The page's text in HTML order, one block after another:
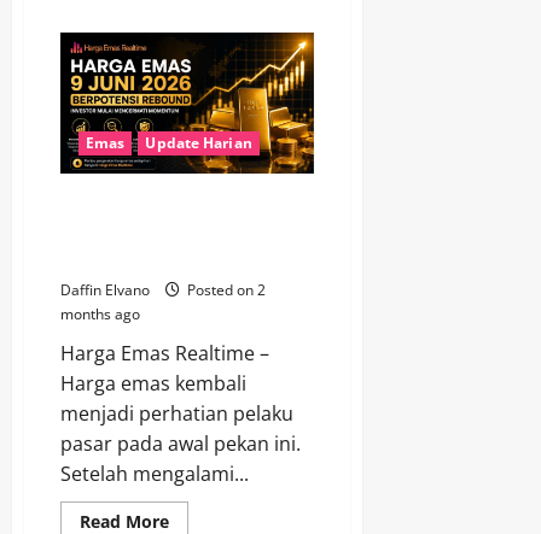
Emas
Bergerak
Dinamis,
Simak
Peluang
yang
Bisa
Dimanfaatkan
Investor
Emas Update Harian
Daffin Elvano
Posted on 2
months ago
Harga Emas Realtime –
Harga emas kembali
menjadi perhatian pelaku
pasar pada awal pekan ini.
Setelah mengalami...
Read MoreRead